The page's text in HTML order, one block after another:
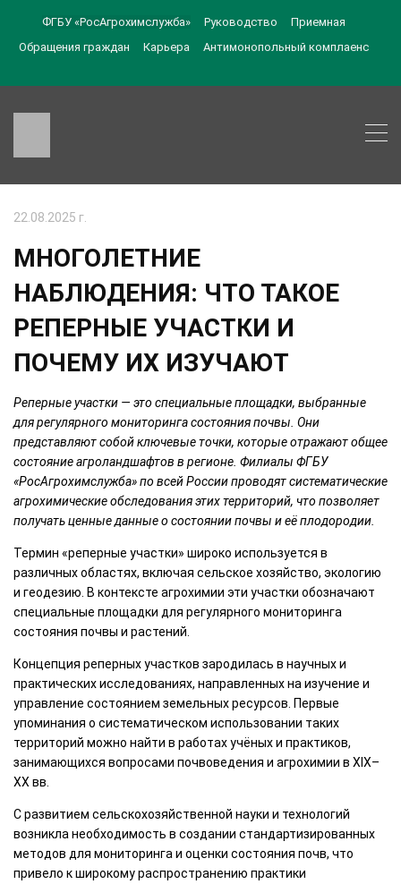
ФГБУ «РосАгрохимслужба» Руководство
Приемная
Обращения граждан
Карьера Антимонопольный комплаенс
22.08.2025 г.
МНОГОЛЕТНИЕ
НАБЛЮДЕНИЯ: ЧТО ТАКОЕ
РЕПЕРНЫЕ УЧАСТКИ И
ПОЧЕМУ ИХ ИЗУЧАЮТ
Реперные участки — это специальные площадки, выбранные
для регулярного мониторинга состояния почвы. Они
представляют собой ключевые точки, которые отражают общее
состояние агроландшафтов в регионе. Филиалы ФГБУ
«РосАгрохимслужба» по всей России проводят систематические
агрохимические обследования этих территорий, что позволяет
получать ценные данные о состоянии почвы и её плодородии.
Термин «реперные участки» широко используется в
различных областях, включая сельское хозяйство, экологию
и геодезию. В контексте агрохимии эти участки обозначают
специальные площадки для регулярного мониторинга
состояния почвы и растений.
Концепция реперных участков зародилась в научных и
практических исследованиях, направленных на изучение и
управление состоянием земельных ресурсов. Первые
упоминания о систематическом использовании таких
территорий можно найти в работах учёных и практиков,
занимающихся вопросами почвоведения и агрохимии в XIX–
XX вв.
С развитием сельскохозяйственной науки и технологий
возникла необходимость в создании стандартизированных
методов для мониторинга и оценки состояния почв, что
привело к широкому распространению практики